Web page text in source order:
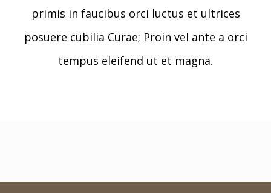
primis in faucibus orci luctus et ultrices
posuere cubilia Curae; Proin vel ante a orci
tempus eleifend ut et magna.